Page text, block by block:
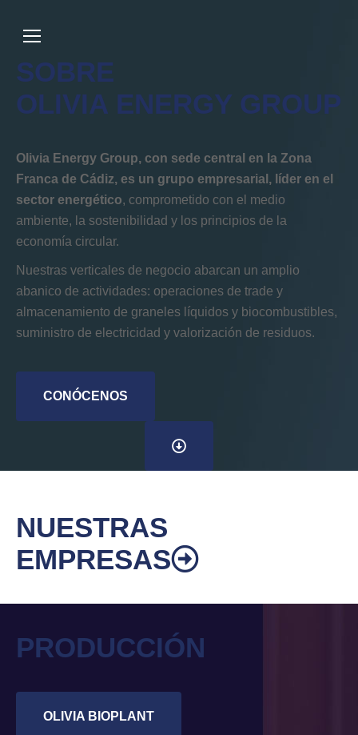
SOBRE
OLIVIA ENERGY GROUP
Olivia Energy Group, con sede central en la Zona
Franca de Cádiz, es un grupo empresarial, líder en el
sector energético, comprometido con el medio
ambiente, la sostenibilidad y los principios de la
economía circular.
Nuestras verticales de negocio abarcan un amplio
abanico de actividades: operaciones de trade y
almacenamiento de graneles líquidos y biocombustibles,
suministro de electricidad y valorización de residuos.
CONÓCENOS
NUESTRAS
EMPRESAS
PRODUCCIÓN
OLIVIA BIOPLANT